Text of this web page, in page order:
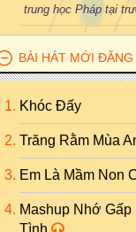
trung học Pháp tại
BÀI HÁT MỚI ĐĂNG
Khóc Đấy
Trăng Rằm Mùa
Em Là Mầm Non
Mashup Nhớ
Tình